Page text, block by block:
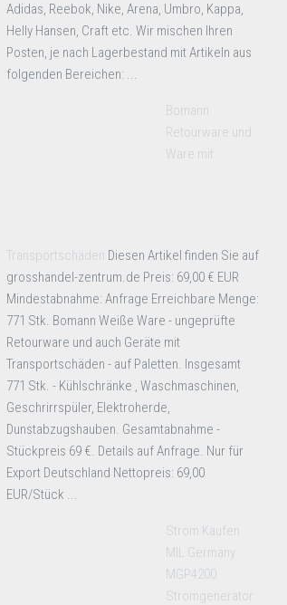
Adidas, Reebok, Nike, Arena, Umbro, Kappa,
Helly Hansen, Craft etc. Wir mischen Ihren
Posten, je nach Lagerbestand mit Artikeln aus
folgenden Bereichen: ...
Bomann
Retourware und
Ware mit
Transportschäden Diesen Artikel finden Sie auf
grosshandel-zentrum.de Preis: 69,00 € EUR
Mindestabnahme: Anfrage Erreichbare Menge:
771 Stk. Bomann Weiße Ware - ungeprüfte
Retourware und auch Geräte mit
Transportschäden - auf Paletten. Insgesamt
771 Stk. - Kühlschränke , Waschmaschinen,
Geschrirrspüler, Elektroherde,
Dunstabzugshauben. Gesamtabnahme -
Stückpreis 69 €. Details auf Anfrage. Nur für
Export Deutschland Nettopreis: 69,00
EUR/Stück ...
Strom Kaufen
MIL Germany
MGP4200
Stromgenerator